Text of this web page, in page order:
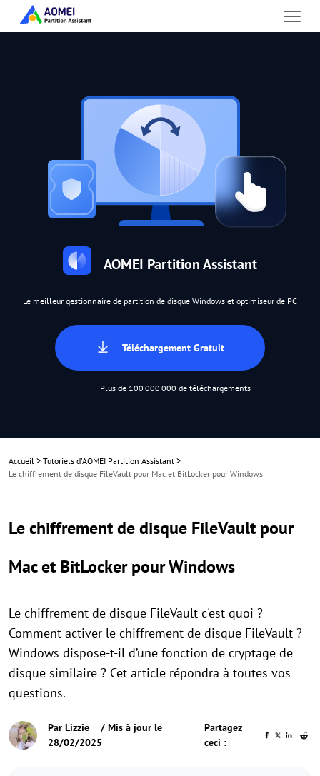
AOMEI Partition Assistant
Le meilleur gestionnaire de partition de disque Windows et optimiseur de PC
Téléchargement Gratuit
Plus de 100 000 000 de téléchargements
Accueil > Tutoriels d'AOMEI Partition Assistant >
Le chiffrement de disque FileVault pour Mac et BitLocker pour Windows
Le chiffrement de disque FileVault pour
Mac et BitLocker pour Windows
Le chiffrement de disque FileVault c'est quoi ?
Comment activer le chiffrement de disque FileVault ?
Windows dispose-t-il d’une fonction de cryptage de
disque similaire ? Cet article répondra à toutes vos
questions.
Par Lizzie
/ Mis à jour le
28/02/2025
Partagez
ceci :